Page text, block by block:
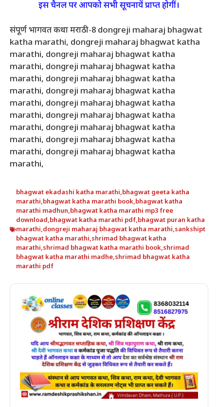
इस चैनल पर आपको सभी सूचनायें प्राप्त होगीं।
संपूर्ण भागवत कथा मराठी-8 dongreji maharaj bhagwat
katha marathi, dongreji maharaj bhagwat katha
marathi, dongreji maharaj bhagwat katha
marathi, dongreji maharaj bhagwat katha
marathi, dongreji maharaj bhagwat katha
marathi, dongreji maharaj bhagwat katha
marathi, dongreji maharaj bhagwat katha
marathi, dongreji maharaj bhagwat katha
marathi, dongreji maharaj bhagwat katha
marathi, dongreji maharaj bhagwat katha
marathi, dongreji maharaj bhagwat katha
marathi,
bhagwat ekadashi katha marathi,bhagwat geeta katha
marathi,bhagwat katha marathi book,bhagwat katha
marathi madhun,bhagwat katha marathi mp3 free
download,bhagwat katha marathi pdf,bhagwat puran katha
marathi,dongreji maharaj bhagwat katha marathi,sankshipt
bhagwat katha marathi,shrimad bhagwat katha
marathi,shrimad bhagwat katha marathi book,shrimad
bhagwat katha marathi madhe,shrimad bhagwat katha
marathi pdf